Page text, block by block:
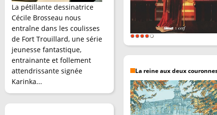
La pétillante dessinatrice
Cécile Brosseau nous
entraîne dans les coulisses
de Fort Trouillard, une série
jeunesse fantastique,
entrainante et follement
attendrissante signée
Karinka...
La reine aux deux